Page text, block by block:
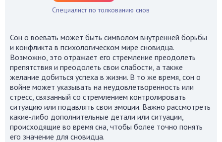
Специалист по толкованию снов
Сон о воевать может быть символом внутренней борьбы
и конфликта в психологическом мире сновидца.
Возможно, это отражает его стремление преодолеть
препятствия и преодолеть свои слабости, а также
желание добиться успеха в жизни. В то же время, сон о
войне может указывать на неудовлетворенность или
стресс, связанный со стремлением контролировать
ситуацию или подавлять свои эмоции. Важно рассмотреть
какие-либо дополнительные детали или ситуации,
происходящие во время сна, чтобы более точно понять
его значение для сновидца.